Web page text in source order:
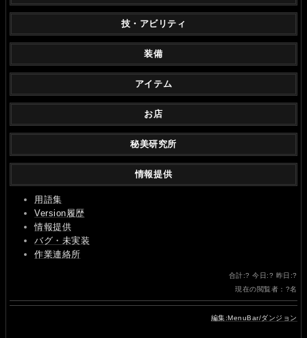
技・アビリティ
装備
アイテム
お店
秘美研究所
情報提供
用語集
Version履歴
情報提供
バグ・未実装
作業連絡所
合計:? 今日:? 昨日:?
現在の閲覧者： ?名
編集:MenuBar/ダンジョン